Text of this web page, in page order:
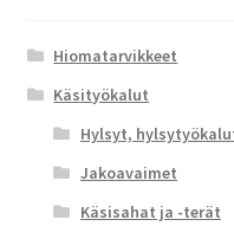
Hiomatarvikkeet
Käsityökalut
Hylsyt,
Jakoavaimet
Käsisahat ja -terät